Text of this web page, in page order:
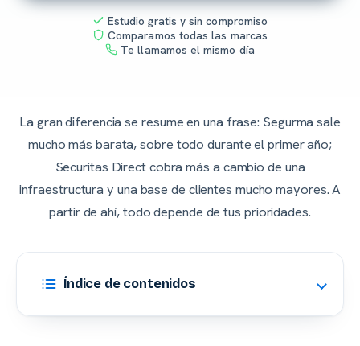
Estudio gratis y sin compromiso
Comparamos todas las marcas
Te llamamos el mismo día
La gran diferencia se resume en una frase: Segurma sale
mucho más barata, sobre todo durante el primer año;
Securitas Direct cobra más a cambio de una
infraestructura y una base de clientes mucho mayores. A
partir de ahí, todo depende de tus prioridades.
Índice de contenidos